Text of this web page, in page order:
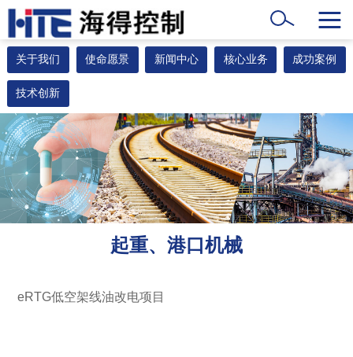
关于我们 使命愿景 新闻中心 核心业务 成功案例
技术创新
起重、港口机械
eRTG低空架线油改电项目